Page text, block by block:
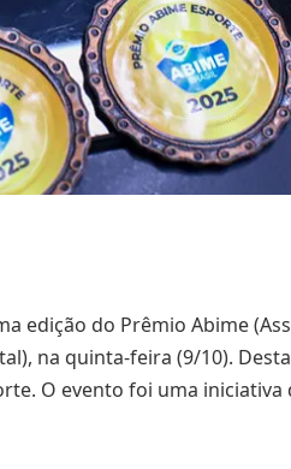
edição do Prêmio Abime
na quinta-feira (9/10).
O evento foi uma iniciativa